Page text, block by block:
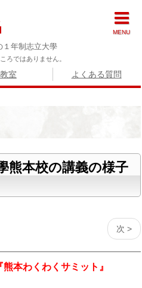
１年制志立大學
ろではありません。
教室 よくある質問
熊本校の講義の様子
次 >
本わくわくサミット』
MENU